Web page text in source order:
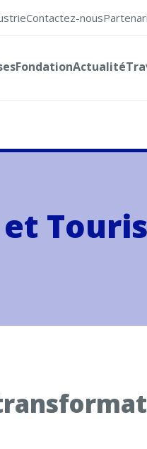
Contactez-nous
FondationActualité